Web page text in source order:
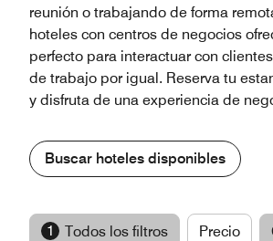
reunión o trabajando de forma
hoteles con centros de negocios
perfecto para interactuar con
de trabajo por igual. Reserva tu
y disfruta de una experiencia de
Buscar hoteles disponibles
1 Todos los filtros Precio